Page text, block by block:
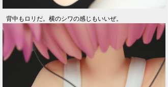
背中もロリだ。横のシワの感じもいいぜ。